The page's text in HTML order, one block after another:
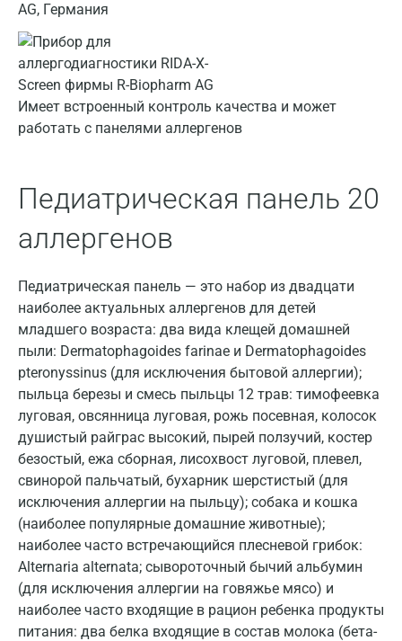
AG, Германия
Имеет встроенный контроль качества и может
работать с панелями аллергенов
Педиатрическая панель 20
аллергенов
Педиатрическая панель — это набор из двадцати
наиболее актуальных аллергенов для детей
младшего возраста: два вида клещей домашней
пыли: Dermatophagoides farinae и Dermatophagoides
pteronyssinus (для исключения бытовой аллергии);
пыльца березы и смесь пыльцы 12 трав: тимофеевка
луговая, овсянница луговая, рожь посевная, колосок
душистый райграс высокий, пырей ползучий, костер
безостый, ежа сборная, лисохвост луговой, плевел,
свинорой пальчатый, бухарник шерстистый (для
исключения аллергии на пыльцу); собака и кошка
(наиболее популярные домашние животные);
наиболее часто встречающийся плесневой грибок:
Alternaria alternata; сывороточный бычий альбумин
(для исключения аллергии на говяжье мясо) и
наиболее часто входящие в рацион ребенка продукты
питания: два белка входящие в состав молока (бета-
Дмитров
Долгопрудный
Домодедово
Екатеринбург
Звенигород
Зеленоград
Ижевск
Истра
Йошкар-Ола
Калининград
Калуга
Кемерово
Ковров
Королев